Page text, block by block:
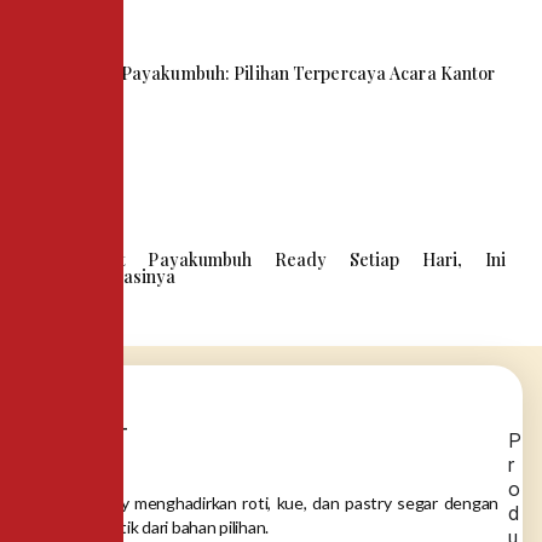
Snack Box Payakumbuh: Pilihan Terpercaya Acara Kantor
Kue Tart Payakumbuh Ready Setiap Hari, Ini
Rekomendasinya
Dea Bakery menghadirkan roti, kue, dan pastry segar dengan
rasa autentik dari bahan pilihan.
P
r
o
d